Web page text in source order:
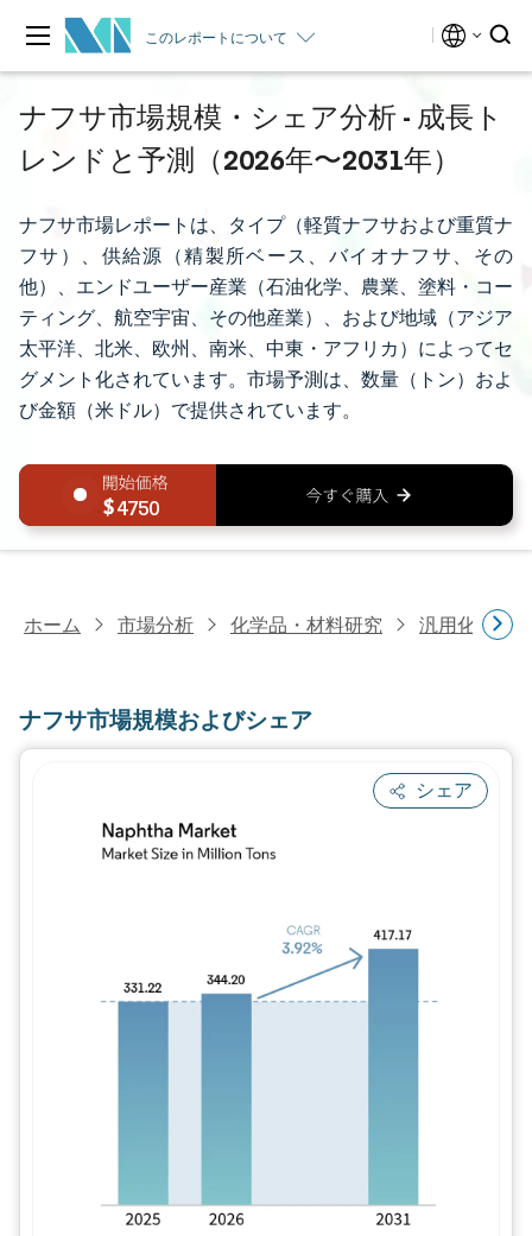
このレポートについて
ナフサ市場規模・シェア分析 - 成長ト
レンドと予測（2026年〜2031年）
ナフサ市場レポートは、タイプ（軽質ナフサおよび重質ナ
フサ）、供給源（精製所ベース、バイオナフサ、その
他）、エンドユーザー産業（石油化学、農業、塗料・コー
ティング、航空宇宙、その他産業）、および地域（アジア
太平洋、北米、欧州、南米、中東・アフリカ）によってセ
グメント化されています。市場予測は、数量（トン）およ
び金額（米ドル）で提供されています。
4750
ホーム 市場分析 化学品・材料研究 汎用化学品
ナフサ市場規模およびシェア
シェア